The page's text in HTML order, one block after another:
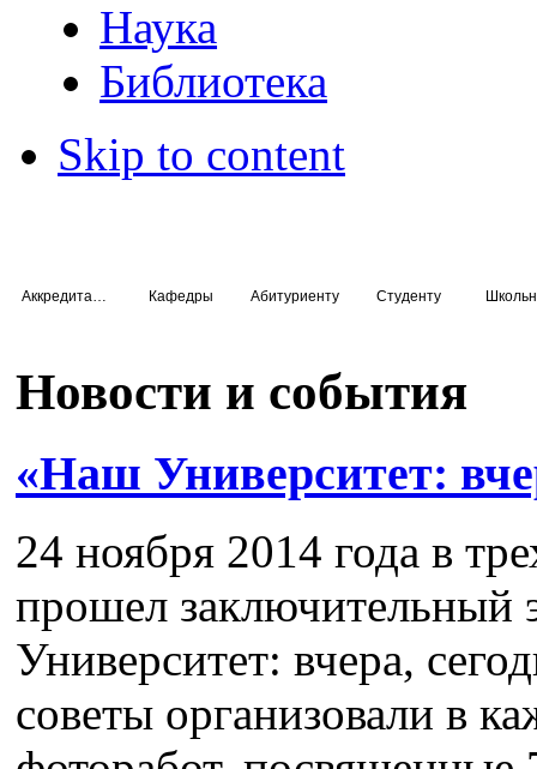
Наука
Библиотека
Skip to content
Кафедры Абитуриенту Студенту
Новости и события
«Наш Университет:
24 ноября 2014 года в
прошел заключительный
Университет: вчера,
советы организовали в